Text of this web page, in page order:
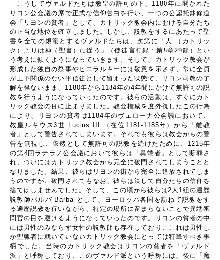
こうしてヴァルドたちは教皇の許可の下、 1180年に開かれた
リヨン公会議の席で正式な信仰告白を行い、一つの公認托鉢修道
会「リヨンの貧者」として、カトリック教会内における自分たち
の正当な地位を確立しました。しかし、説教をするにあたって聖
書を全ての規範とするヴァルドたちは、次第に「人 （カトリッ
ク）よりは神（聖書）に従う」（使徒言行録：第5章29節）とい
う考えに傾くようになっていきます。そして、カトリック教会が
形成した独自の祭事やヒエラルキーには敬意を示さず、常に全員
が上下関係のない平信徒として留まった状態で、リヨン司教の了
解を得ないまま、 1180年から 1184年の4年間にかけて無許可の説
教を行うようになっていったのです。彼らの活動は、すぐにカト
リック教会の目に止まりました。教会権威を度外視したこの行為
により、リヨンの貧者は 1184年のヴェローナ公会議において、
教皇ルキウス3世 Lucius III （在位 1181-1185年）から「離教
者」として警告されてしまいます。それでも彼らは教会からの警
告を無視し、依然として無許可の説教を続けたために、 1215年
の第4 回ラテラノ公会議において彼らは「異端者」として断罪さ
れ、ついにはカトリック教会から完全に破門されてしまうことと
なりました。結果、彼らはリヨンの街から完全に追放されてしま
うのですが、破門されてもなお、彼らは決して自分たちの信仰を
捨てはしませんでした。そして、この頃から彼らは2 人 1組の遍歴
説教師バルバ Barba として、ヨーロッパ各国を訪ねて説教をす
る遍歴説教を行いながら、特定の場所に留まらないことで異端審
問官の目を避けるようになっていったのです。リヨンの貧者の中
には男性のみならず女性の説教師も存在しており、これは男性し
か聖職者に就いていないカトリック教会にとっては特筆すべき事
柄でした。当時のカトリック教会はリヨンの貧者を「ヴァルド
派」と呼称しており、このヴァルド派という呼称には、後に「魔